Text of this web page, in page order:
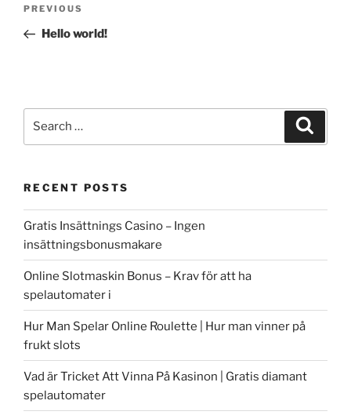
Previous
Post
PREVIOUS
Hello world!
RECENT POSTS
Gratis Insättnings Casino – Ingen
insättningsbonusmakare
Online Slotmaskin Bonus – Krav för att ha
spelautomater i
Hur Man Spelar Online Roulette | Hur man vinner på
frukt slots
Vad är Tricket Att Vinna På Kasinon | Gratis diamant
spelautomater